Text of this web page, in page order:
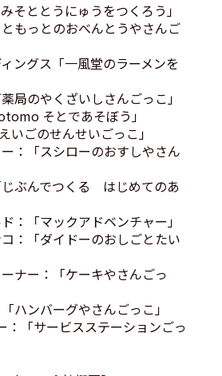
そととうにゅうをつくろう」
もっとのおべんとうやさんご
ングス「一風堂のラーメンを
局のやくざいしさんごっこ」
そとであそぼう」
いごのせんせいごっこ」
：「スシローのおすしやさん
ぶんでつくる はじめてのあ
：「マックアドベンチャー」
：「ダイドーのおしごとたい
ナー：「ケーキやさんごっ
ハンバーグやさんごっこ」
：「サービスステーションごっ